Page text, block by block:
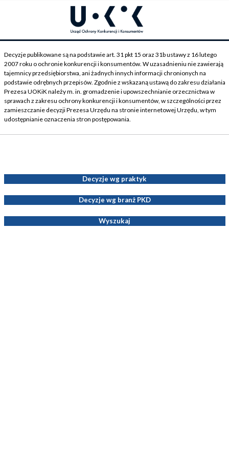
Decyzje publikowane są na podstawie art. 31 pkt 15 oraz 31b ustawy z 16 lutego
2007 roku o ochronie konkurencji i konsumentów. W uzasadnieniu nie zawierają
tajemnicy przedsiębiorstwa, ani żadnych innych informacji chronionych na
podstawie odrębnych przepisów. Zgodnie z wskazaną ustawą do zakresu działania
Prezesa UOKiK należy m. in. gromadzenie i upowszechnianie orzecznictwa w
sprawach z zakresu ochrony konkurencji i konsumentów, w szczególności przez
zamieszczanie decyzji Prezesa Urzędu na stronie internetowej Urzędu, w tym
udostępnianie oznaczenia stron postępowania.
Decyzje wg praktyk
Decyzje wg branż PKD
Wyszukaj